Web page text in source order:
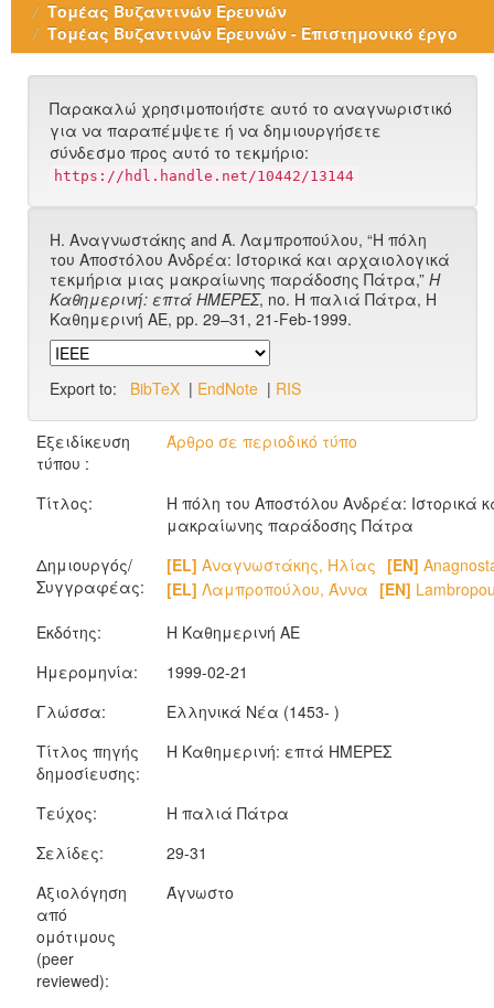
Τομέας Βυζαντινών Ερευνών
Τομέας Βυζαντινών Ερευνών - Επιστημονικό έργο
Παρακαλώ χρησιμοποιήστε αυτό το αναγνωριστικό
για να παραπέμψετε ή να δημιουργήσετε
σύνδεσμο προς αυτό το τεκμήριο:
https://hdl.handle.net/10442/13144
Η. Αναγνωστάκης and Ά. Λαμπροπούλου, “Η πόλη
του Αποστόλου Ανδρέα: Ιστορικά και αρχαιολογικά
τεκμήρια μιας μακραίωνης παράδοσης Πάτρα,” Η
Καθημερινή: επτά HΜΕΡΕΣ, no. Η παλιά Πάτρα, Η
Καθημερινή ΑΕ, pp. 29–31, 21-Feb-1999.
Export to: BibTeX | EndNote | RIS
Εξειδίκευση
τύπου :
Άρθρο σε περιοδικό τύπο
Τίτλος:
Η πόλη του Αποστόλου Ανδρέα: Ιστορικά
μακραίωνης παράδοσης Πάτρα
Δημιουργός/
Συγγραφέας:
[EL] Αναγνωστάκης, Ηλίας [EN]
[EL] Λαμπροπούλου, Άννα [EN]
Εκδότης:
Η Καθημερινή ΑΕ
Ημερομηνία:
1999-02-21
Γλώσσα:
Ελληνικά Νέα (1453- )
Τίτλος πηγής
δημοσίευσης:
Η Καθημερινή: επτά HΜΕΡΕΣ
Τεύχος:
Η παλιά Πάτρα
Σελίδες:
29-31
Αξιολόγηση
από
ομότιμους
(peer
reviewed):
Άγνωστο